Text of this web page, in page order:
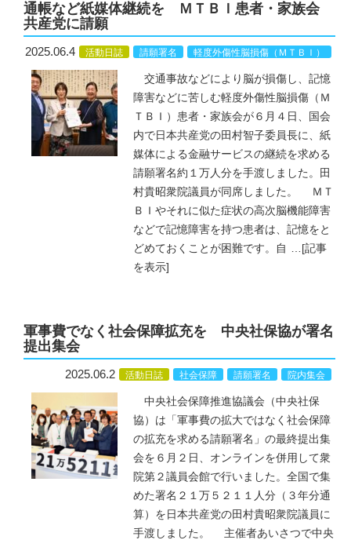
通帳など紙媒体継続を ＭＴＢＩ患者・家族会
共産党に請願
2025.06.4 活動日誌 請願署名 軽度外傷性脳損傷（ＭＴＢＩ）
交通事故などにより脳が損傷し、記憶
障害などに苦しむ軽度外傷性脳損傷（Ｍ
ＴＢＩ）患者・家族会が６月４日、国会
内で日本共産党の田村智子委員長に、紙
媒体による金融サービスの継続を求める
請願署名約１万人分を手渡しました。田
村貴昭衆院議員が同席しました。 ＭＴ
ＢＩやそれに似た症状の高次脳機能障害
などで記憶障害を持つ患者は、記憶をと
どめておくことが困難です。自 … [記事
を表示]
軍事費でなく社会保障拡充を 中央社保協が署名
提出集会
2025.06.2 活動日誌 社会保障 請願署名 院内集会
中央社会保障推進協議会（中央社保
協）は「軍事費の拡大ではなく社会保障
の拡充を求める請願署名」の最終提出集
会を６月２日、オンラインを併用して衆
院第２議員会館で行いました。全国で集
めた署名２１万５２１１人分（３年分通
算）を日本共産党の田村貴昭衆院議員に
手渡しました。 主催者あいさつで中央